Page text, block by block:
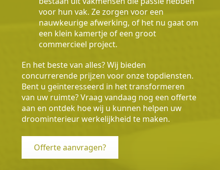
voor hun vak. Ze zorgen voor een
nauwkeurige afwerking, of het nu gaat om
een klein kamertje of een groot
commercieel project.
En het beste van alles? Wij bieden
concurrerende prijzen voor onze topdiensten.
Bent u geïnteresseerd in het transformeren
van uw ruimte? Vraag vandaag nog een offerte
aan en ontdek hoe wij u kunnen helpen uw
droominterieur werkelijkheid te maken.
Offerte aanvragen?